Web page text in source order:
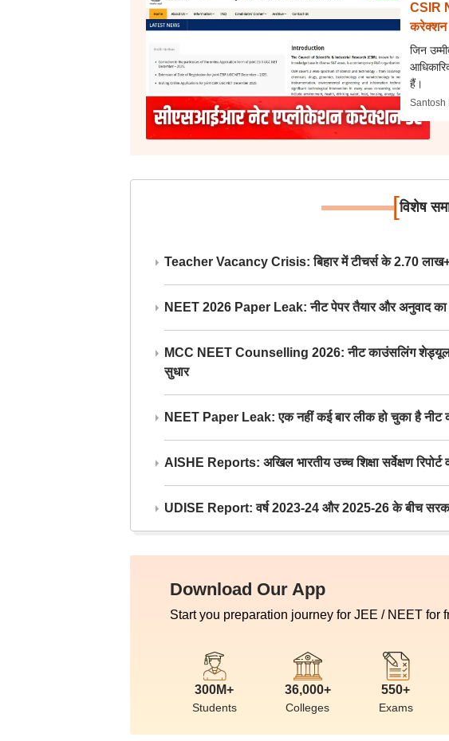
CSIR
करेक्शन
जिन
हैं।
Santosh
[विशेष
Teacher Vacancy Crisis: बिहार में टीचर्स के 2.70 लाख+
NEET 2026 Paper Leak: नीट पेपर तैयार और अनुवाद
MCC NEET Counselling 2026: नीट काउंसलिंग शेड्यूल
सुधार
NEET Paper Leak: एक नहीं कई बार लीक हो चुका है नीट
AISHE Reports: अखिल भारतीय उच्च शिक्षा सर्वेक्षण
UDISE Report: वर्ष 2023-24 और 2025-26 के बीच
Download Our App
Start you preparation journey for JEE / NEET for
300M+
Students
36,000+
Colleges
550+
Exams